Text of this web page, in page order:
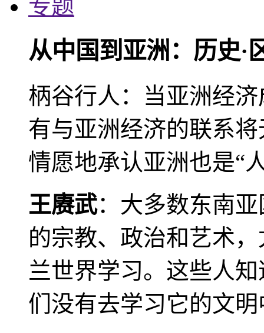
专题
从中国到亚洲：历史·
柄谷行人：当亚洲经
有与亚洲经济的联系
情愿地承认亚洲也是“
王赓武：大多数东南
的宗教、政治和艺术
兰世界学习。这些人
们没有去学习它的文